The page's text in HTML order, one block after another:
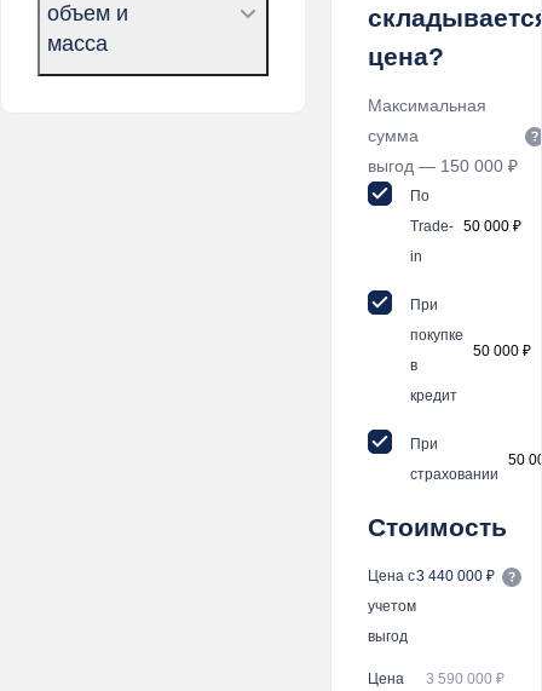
объем и
масса
цена?
Максимальная
сумма
выгод — 150 000 ₽
По
Trade-
in
50 000 ₽
При
покупке
в
кредит
50 000 ₽
При
страховании
50
Стоимость
Цена с
учетом
выгод
3 440 000 ₽
Цена 3 590 000 ₽